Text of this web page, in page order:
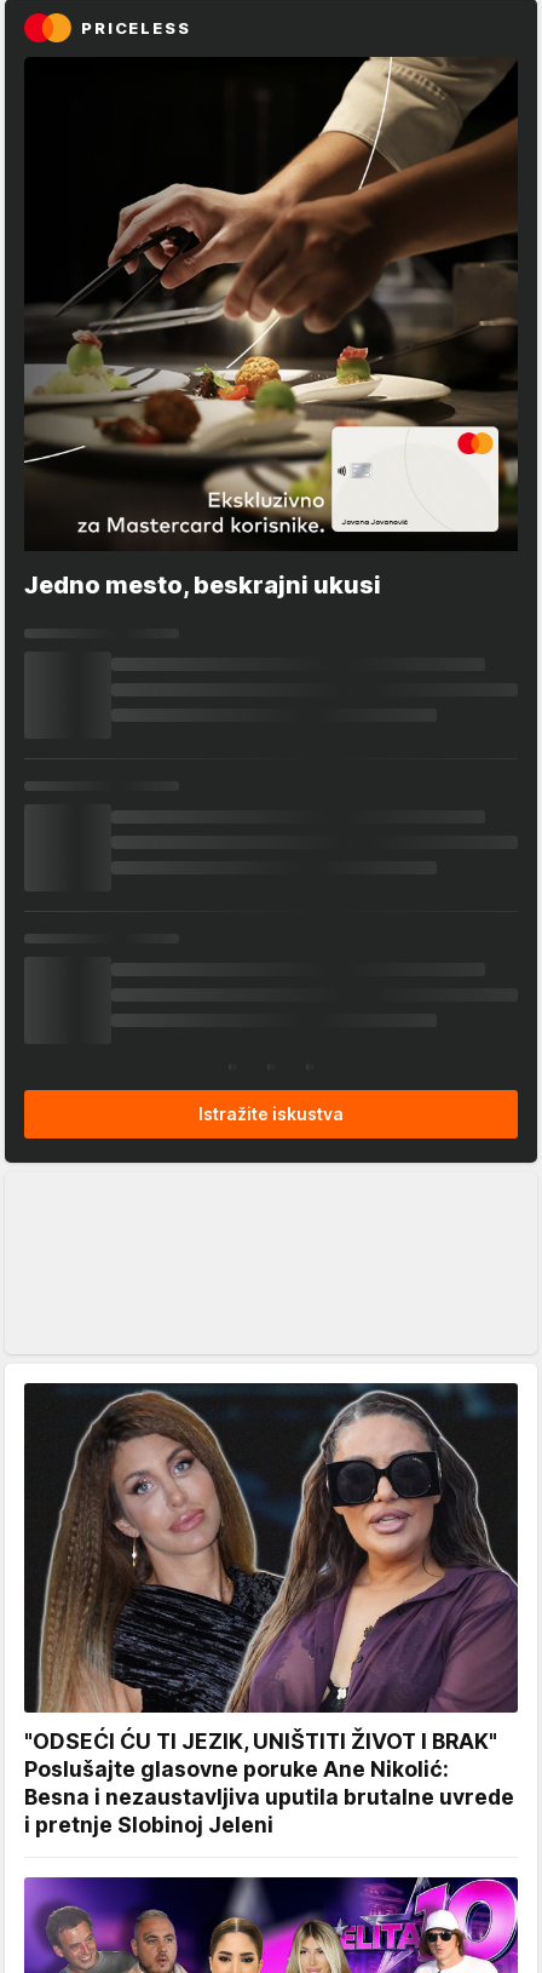
PRICELESS
Jedno mesto, beskrajni ukusi
Istražite iskustva
"ODSEĆI ĆU TI JEZIK, UNIŠTITI ŽIVOT I BRAK"
Poslušajte glasovne poruke Ane Nikolić:
Besna i nezaustavljiva uputila brutalne uvrede
i pretnje Slobinoj Jeleni